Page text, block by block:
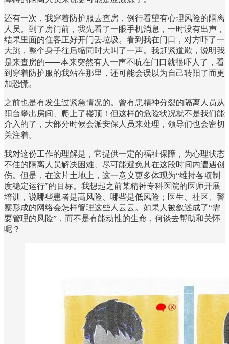
还有一次，我穿着防护服去查房，例行看望有心理风险的隔离
人员。到了房门前，我先看了一眼手机消息，一时没有出声，
结果里面的住客正好开门丢垃圾。看到我在门口，对方吓了一
大跳，整个身子往后缩同时大叫了一声。我赶紧道歉，说明我
是来查房的⸺本来突然有人一声不吭在门口就很吓人了，看
到穿着防护服的我站在那里，还可能会误以为自己转阳了而更
加恐慌。
之前也是有发生过紧急情况的。曾有患精神分裂的隔离人员从
阳台攀出房间、爬上了楼顶！但这样的危险状况就不是我们能
介入的了，大部分时候会派安保人员来处理，领导们也会密切
关注着。
我对这份工作的理解是，它提供一定的福祉保障，为心理状态
不佳的隔离人员解决困难、尽可能避免其在这段时间内遭遇创
伤。但是，在这片土地上，这一意义更多体现为“维持各项制
度稳定运行”的目标。我想起之前某精神专科医院的医师开展
培训，说哪些患者是高风险、哪些是低风险；医生、社区、警
察形成的网络会怎样管理这些人云云。如果人被叙述成了“需
要管理的风险”，而不是有能动性的生命，何谈去帮助和关怀
呢？